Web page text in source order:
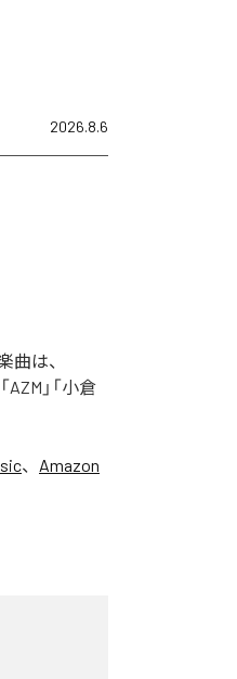
2026.8.6
曲は、
AZM」「小倉
、 Amazon